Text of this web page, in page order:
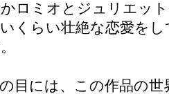
ロミオとジュリエッ
くらい壮絶な恋愛を
目には、この作品の